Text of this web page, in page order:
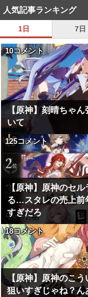
人気記事ランキング
1日 7日
10コメント
【原神】刻晴ちゃん
いて
125コメント
【原神】原神のセル
る…スタレの売上前
すぎだろ
18コメント
【原神】原神のこう
狙いすぎじゃね？ん